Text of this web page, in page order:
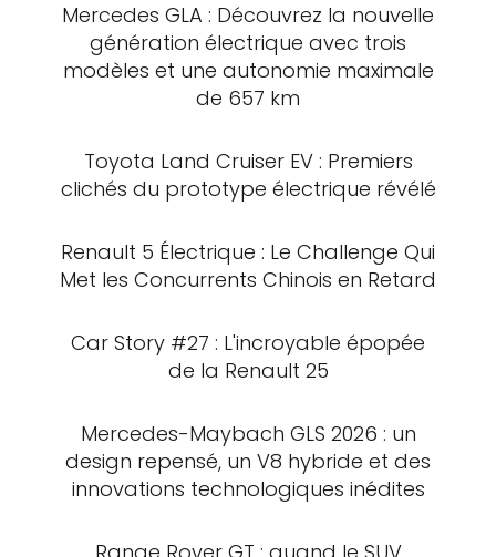
Mercedes GLA : Découvrez la nouvelle
génération électrique avec trois
modèles et une autonomie maximale
de 657 km
Toyota Land Cruiser EV : Premiers
clichés du prototype électrique révélé
Renault 5 Électrique : Le Challenge Qui
Met les Concurrents Chinois en Retard
Car Story #27 : L'incroyable épopée
de la Renault 25
Mercedes-Maybach GLS 2026 : un
design repensé, un V8 hybride et des
innovations technologiques inédites